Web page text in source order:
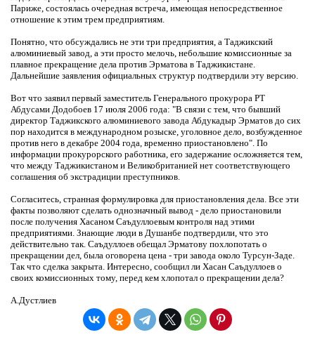
Париже, состоялась очередная встреча, имеющая непосредственное
отношение к этим трем предприятиям.
Понятно, что обсуждались не эти три предприятия, а Таджикский
алюминиевый завод, а эти просто мелочь, небольшие комиссионные за
плавное прекращение дела против Эрматова в Таджикистане.
Дальнейшие заявления официальных структур подтвердили эту версию.
Вот что заявил первый заместитель Генерального прокурора РТ
Абдусами Додобоев 17 июля 2006 года: "В связи с тем, что бывший
директор Таджикского алюминиевого завода Абдукадыр Эрматов до сих
пор находится в международном розыске, уголовное дело, возбужденное
против него в декабре 2004 года, временно приостановлено". По
информации прокурорского работника, его задержание осложняется тем,
что между Таджикистаном и Великобританией нет соответствующего
соглашения об экстрадиции преступников.
Согласитесь, странная формулировка для приостановления дела. Все эти
факты позволяют сделать однозначный вывод - дело приостановили
после получения Хасаном Саъдуллоевым контроля над этими
предприятиями. Знающие люди в Душанбе подтвердили, что это
действительно так. Саъдуллоев обещал Эрматову похлопотать о
прекращении дел, была оговорена цена - три завода около Турсун-Заде.
Так что сделка закрыта. Интересно, сообщил ли Хасан Саъдуллоев о
своих комиссионных тому, перед кем хлопотал о прекращении дела?
А.Дустлиев